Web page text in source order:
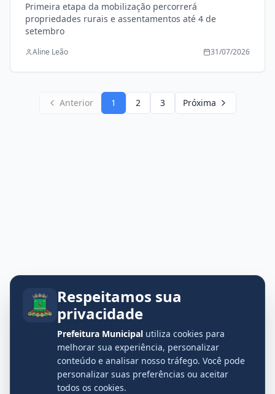
Primeira etapa da mobilização percorrerá
propriedades rurais e assentamentos até 4 de
setembro
Aline Leão 31/07/2026
Anterior 1 2 3 Próxima
Respeitamos sua
privacidade
Prefeitura Municipal utiliza cookies para
melhorar sua experiência, personalizar
conteúdo e analisar nosso tráfego. Você pode
personalizar suas preferências ou aceitar
todos os cookies.